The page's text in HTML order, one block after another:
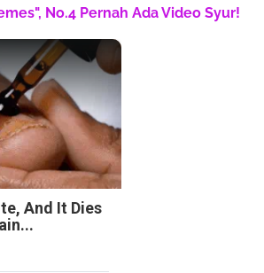
No.4 Pernah Ada Video Syur!
And It Dies